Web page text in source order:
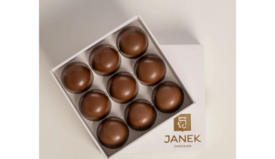
Čokoláda řady Passion
Lámaná čokoláda
Ořechový týden 🍫🥜
Návrat do školy
Valentýn ❤
Vánoční čokolády
JANEK Merchandise
Čokoládová srdíčka
Čokoládové figurky
Čokoládové krémy
Cibulové chutney
Proteinová čokoláda
Kakaové boby
Kakaové máslo
Kakaová hmota
Čokoládové nápoje
hvězdiček.